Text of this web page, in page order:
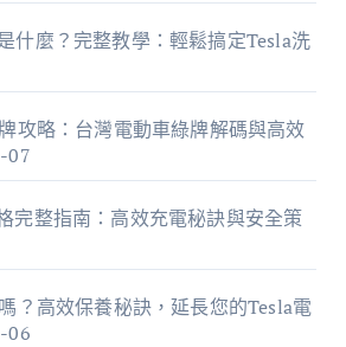
什麼？完整教學：輕鬆搞定Tesla洗
攻略：台灣電動車綠牌解碼與高效
07
完整指南：高效充電秘訣與安全策
？高效保養秘訣，延長您的Tesla電
06